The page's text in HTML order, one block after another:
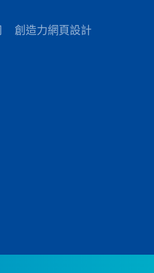
創造力網頁設計